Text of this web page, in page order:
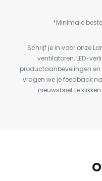
*Minimale
Schrijf je in voor onze
ventilatoren, LED-
productaanbevelingen en
vragen we je feedback
nieuwsbrief te